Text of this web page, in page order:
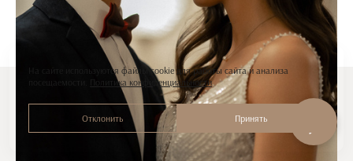
На сайте используются файлы cookie для работы сайта и анализа
посещаемости.
Политика конфиденциальности
Отклонить Принять